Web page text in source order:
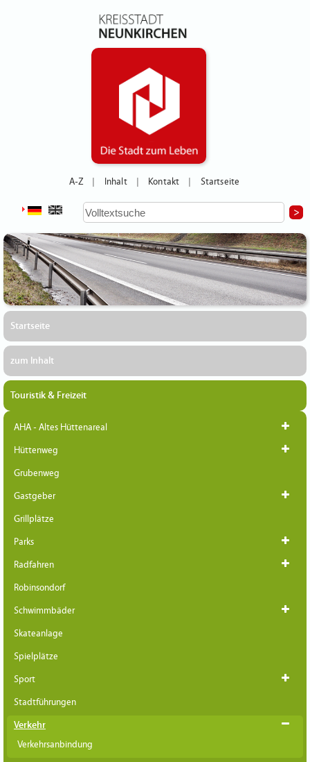
A-Z Inhalt Kontakt Startseite
Startseite
zum Inhalt
Touristik & Freizeit
AHA - Altes Hüttenareal
Hüttenweg
Grubenweg
Gastgeber
Grillplätze
Parks
Radfahren
Robinsondorf
Schwimmbäder
Skateanlage
Spielplätze
Sport
Stadtführungen
Verkehr
Verkehrsanbindung